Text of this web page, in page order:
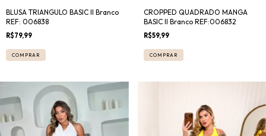
BLUSA TRIANGULO BASIC II Branco
REF: 006838
R$79,99
COMPRAR
CROPPED QUADRADO MANGA
BASIC II Branco REF:006832
R$59,99
COMPRAR